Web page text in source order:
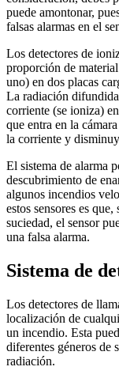
puede amontonar,
falsas alarmas en el
Los detectores de
proporción de
uno) en dos placas
La radiación
corriente (se ioniza)
que entra en la
la corriente y
El sistema de alarma
descubrimiento de
algunos incendios
estos sensores es
suciedad, el sensor
una falsa alarma.
Sistema de
Los detectores de
localización de
un incendio. Esta
diferentes géneros de
radiación.